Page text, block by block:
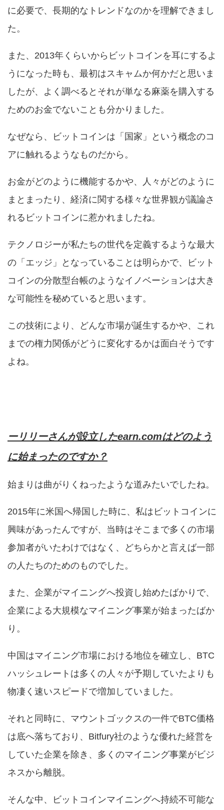
に必要で、長期的なトレンドなのかを理解できまし
た。
また、2013年くらいからビットコインを耳にするよ
うになった時も、最初はスキャムか何かだと思いま
したが、よく調べるとそれが単なる麻薬を購入する
ためのお金でないことも分かりました。
なぜなら、ビットコインは「国家」という概念のコ
アに触れるようなものだから。
お金がどのように機能するかや、人々がどのように
まとまったり、経済に関する様々な世界観が議論さ
れるビットコインに惹かれましたね。
テクノロジーが私たちの世代を定義するような最大
の「エッジ」となっていることは明らかで、ビット
コインの分散型台帳のようなイノベーションは大き
な可能性を秘めていると思います。
この技術により、どんな市場が誕生するかや、これ
までの権力関係がどうに変化するかは面白そうです
よね。
ーリリーさんが設立したearn.comはどのよう
に始まったのですか？
始まりは曲がりくねったような道みたいでしたね。
2015年に米国へ帰国した時に、私はビットコインに
興味があったんですが、当時はそこまで多くの市場
参加者がいたわけではなく、どちらかと言えば一部
の人たちのためのものでした。
また、企業がマイニングへ投資し始めたばかりで、
企業による大規模なマイニング事業が始まったばか
り。
中国はマイニング市場における地位を確立し、BTC
ハッシュレートは多くの人々が予期していたよりも
物凄く速いスピードで増加していました。
それと同時に、マウントゴックスの一件でBTC価格
は底へ落ちており、Bitfury社のような優れた経営を
していた企業を除き、多くのマイニング事業がビジ
ネスから離脱。
そんな中、ビットコインマイニングへ持続不可能な